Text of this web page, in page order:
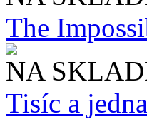
The
NA
Tisíc a